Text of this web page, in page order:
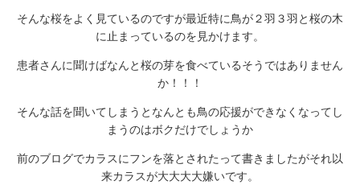
そんな桜をよく見ているのですが最近特に鳥が２羽３羽と桜の木
に止まっているのを見かけます。
患者さんに聞けばなんと桜の芽を食べているそうではありません
か！！！
そんな話を聞いてしまうとなんとも鳥の応援ができなくなってし
まうのはボクだけでしょうか
前のブログでカラスにフンを落とされたって書きましたがそれ以
来カラスが大大大大嫌いです。